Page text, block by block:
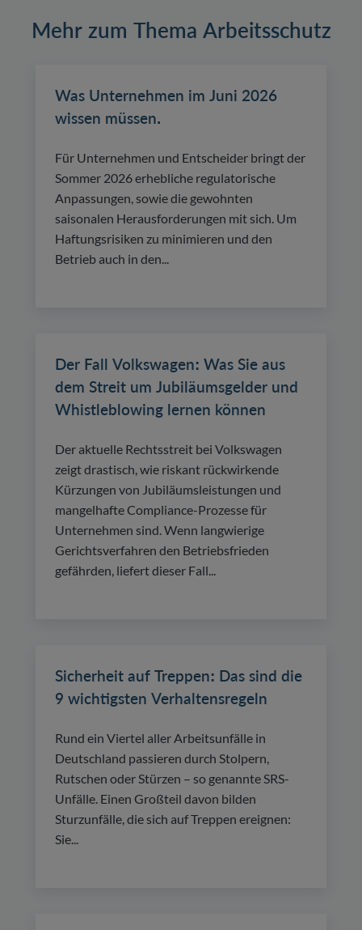
Mehr zum Thema Arbeitsschutz
Was Unternehmen im Juni 2026
wissen müssen.
Für Unternehmen und Entscheider bringt der
Sommer 2026 erhebliche regulatorische
Anpassungen, sowie die gewohnten
saisonalen Herausforderungen mit sich. Um
Haftungsrisiken zu minimieren und den
Betrieb auch in den...
Der Fall Volkswagen: Was Sie aus
dem Streit um Jubiläumsgelder und
Whistleblowing lernen können
Der aktuelle Rechtsstreit bei Volkswagen
zeigt drastisch, wie riskant rückwirkende
Kürzungen von Jubiläumsleistungen und
mangelhafte Compliance-Prozesse für
Unternehmen sind. Wenn langwierige
Gerichtsverfahren den Betriebsfrieden
gefährden, liefert dieser Fall...
Sicherheit auf Treppen: Das sind die
9 wichtigsten Verhaltensregeln
Rund ein Viertel aller Arbeitsunfälle in
Deutschland passieren durch Stolpern,
Rutschen oder Stürzen – so genannte SRS-
Unfälle. Einen Großteil davon bilden
Sturzunfälle, die sich auf Treppen ereignen:
Sie...